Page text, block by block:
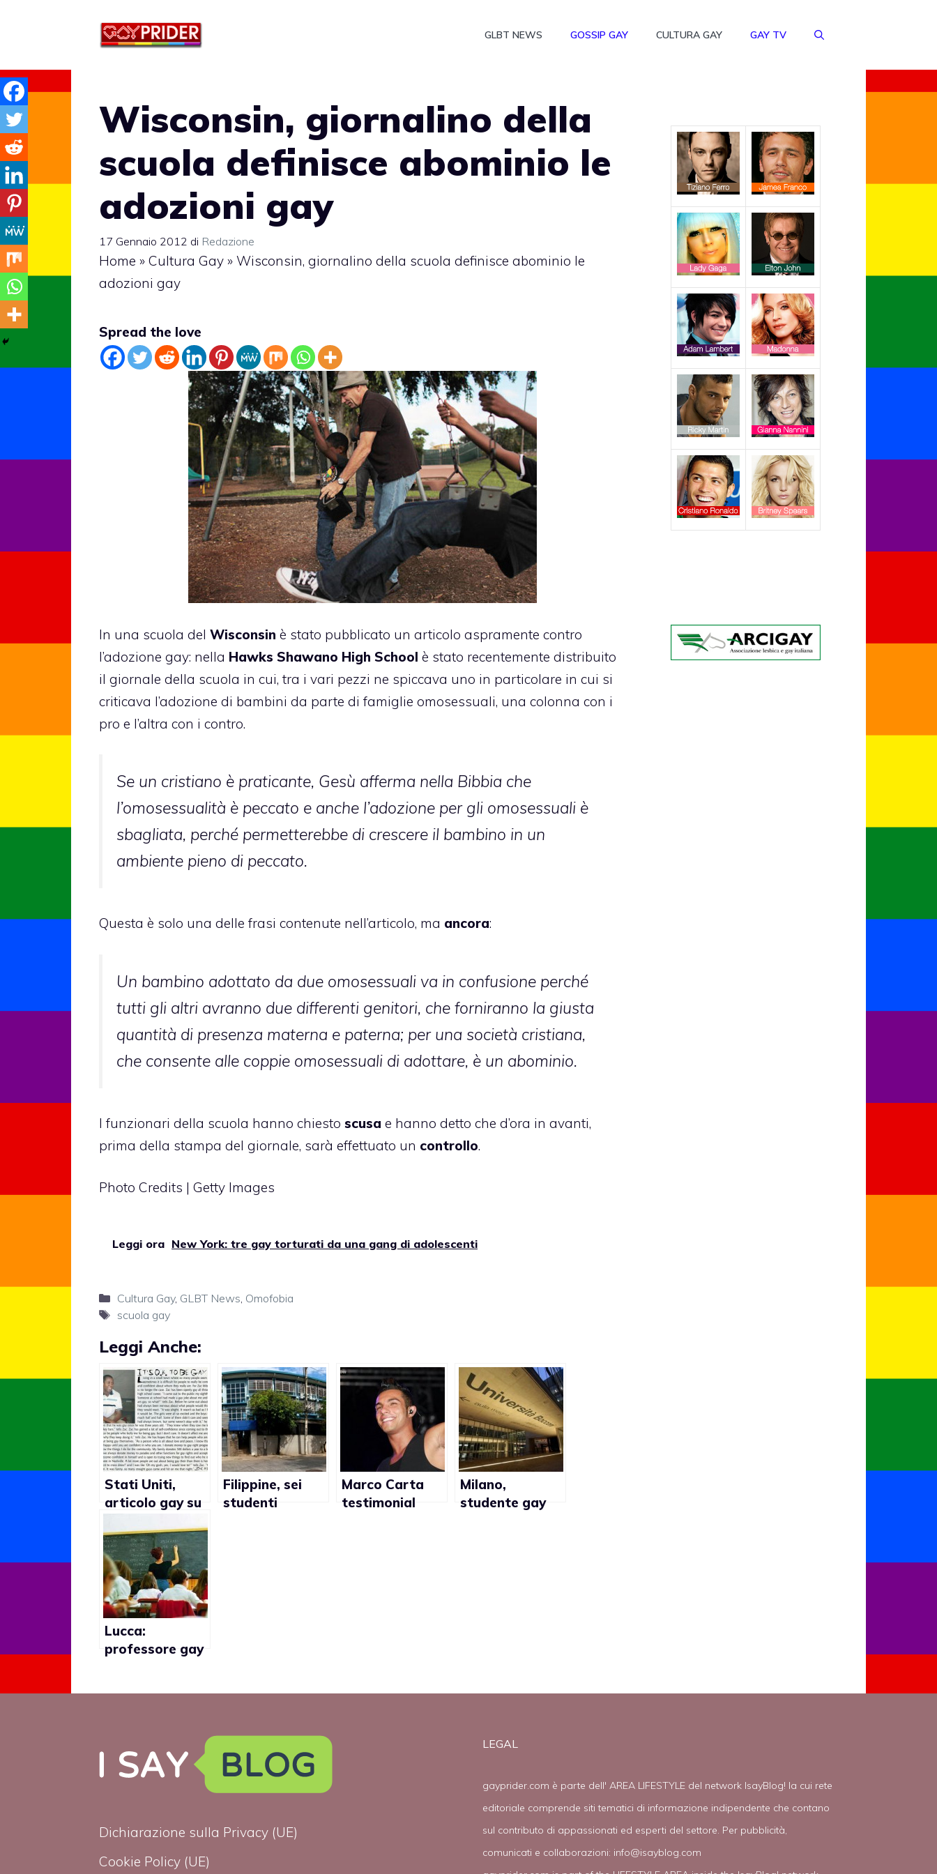
GLBT NEWS GOSSIP GAY CULTURA GAY GAY TV
Wisconsin, giornalino della
scuola definisce abominio le
adozioni gay
17 Gennaio 2012 di Redazione
Home » Cultura Gay » Wisconsin, giornalino della scuola definisce abominio le
adozioni gay
Spread the love
In una scuola del Wisconsin è stato pubblicato un articolo aspramente contro
l’adozione gay: nella Hawks Shawano High School è stato recentemente distribuito
il giornale della scuola in cui, tra i vari pezzi ne spiccava uno in particolare in cui si
criticava l’adozione di bambini da parte di famiglie omosessuali, una colonna con i
pro e l’altra con i contro.
Se un cristiano è praticante, Gesù afferma nella Bibbia che
l’omosessualità è peccato e anche l’adozione per gli omosessuali è
sbagliata, perché permetterebbe di crescere il bambino in un
ambiente pieno di peccato.
Questa è solo una delle frasi contenute nell’articolo, ma ancora:
Un bambino adottato da due omosessuali va in confusione perché
tutti gli altri avranno due differenti genitori, che forniranno la giusta
quantità di presenza materna e paterna; per una società cristiana,
che consente alle coppie omosessuali di adottare, è un abominio.
I funzionari della scuola hanno chiesto scusa e hanno detto che d’ora in avanti,
prima della stampa del giornale, sarà effettuato un controllo.
Photo Credits | Getty Images
Leggi ora New York: tre gay torturati da una gang di adolescenti
Categorie
Cultura Gay, GLBT News, Omofobia
Tag
scuola gay
Leggi Anche:
Stati Uniti,
articolo gay su
genera
polemiche nel
Tennessee
Filippine, sei
studenti
Marco Carta
testimonial
Milano,
studente gay
Lucca:
professore gay
Dichiarazione sulla Privacy (UE)
Cookie Policy (UE)
LEGAL
gayprider.com è parte dell' AREA LIFESTYLE del network IsayBlog! la cui rete
editoriale comprende siti tematici di informazione indipendente che contano
sul contributo di appassionati ed esperti del settore. Per pubblicità,
comunicati e collaborazioni: info@isayblog.com